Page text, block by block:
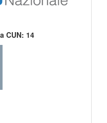
CUN: 14